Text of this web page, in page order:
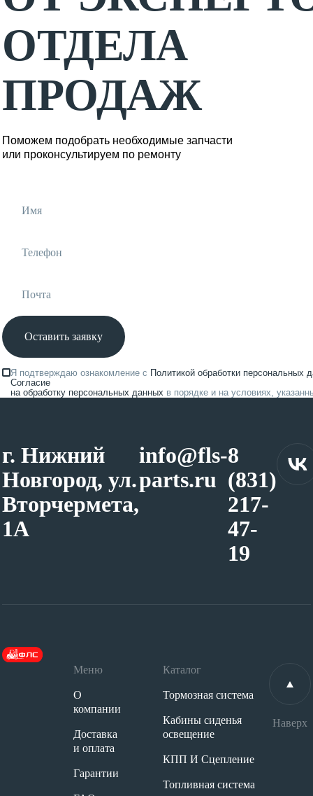
ОТДЕЛА
ПРОДАЖ
Поможем подобрать необходимые запчасти
или проконсультируем по ремонту
Оставить заявку
Я подтверждаю ознакомление с Политикой обработки персональных
Согласие
на обработку персональных данных в порядке и на условиях,
г. Нижний
Новгород, ул.
Вторчермета,
1А
info@fls-
parts.ru
8
(831)
217-
47-
19
Меню
О
компании
Доставка
и оплата
Гарантии
Каталог
Тормозная система
Кабины сиденья
освещение
КПП И Сцепление
Топливная система
Наверх